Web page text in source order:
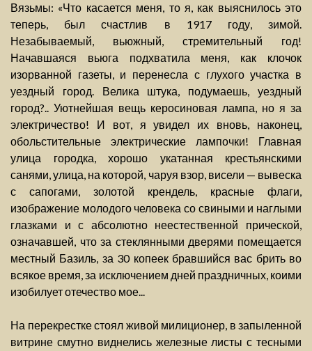
Вязьмы: «Что касается меня, то я, как выяснилось это
теперь, был счастлив в 1917 году, зимой.
Незабываемый, вьюжный, стремительный год!
Начавшаяся вьюга подхватила меня, как клочок
изорванной газеты, и перенесла с глухого участка в
уездный город. Велика штука, подумаешь, уездный
город?.. Уютнейшая вещь керосиновая лампа, но я за
электричество! И вот, я увидел их вновь, наконец,
обольстительные электрические лампочки! Главная
улица городка, хорошо укатанная крестьянскими
санями, улица, на которой, чаруя взор, висели — вывеска
с сапогами, золотой крендель, красные флаги,
изображение молодого человека со свиными и наглыми
глазками и с абсолютно неестественной прической,
означавшей, что за стеклянными дверями помещается
местный Базиль, за 30 копеек бравшийся вас брить во
всякое время, за исключением дней праздничных, коими
изобилует отечество мое...
На перекрестке стоял живой милиционер, в запыленной
витрине смутно виднелись железные листы с тесными